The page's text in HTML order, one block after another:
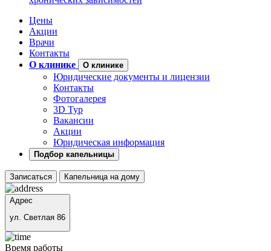
Цены
Акции
Врачи
Контакты
О клинике
О клинике
Юридические документы и лицензии
Контакты
Фотогалерея
3D Тур
Вакансии
Акции
Юридическая информация
Подбор капельницы
Записаться Капельница на дому
Адрес
ул. Светлая 86
Время работы